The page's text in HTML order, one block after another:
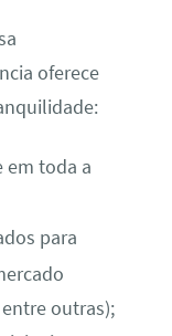
oferece
em toda a
para
outras);